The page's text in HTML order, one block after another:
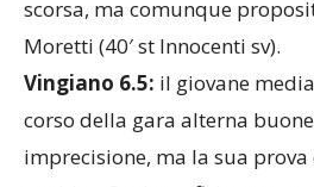
scorsa, ma comunque
Moretti (40′ st Innocenti sv).
Vingiano 6.5: il giovane
corso della gara alterna
imprecisione, ma la sua